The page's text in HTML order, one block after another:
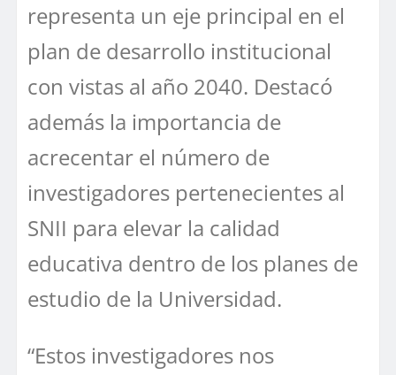
representa un eje principal en el
plan de desarrollo institucional
con vistas al año 2040. Destacó
además la importancia de
acrecentar el número de
investigadores pertenecientes al
SNII para elevar la calidad
educativa dentro de los planes de
estudio de la Universidad.
“Estos investigadores nos